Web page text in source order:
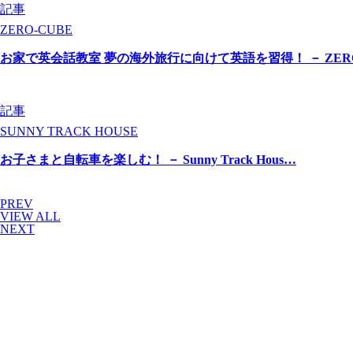
記事
ZERO-CUBE
お家で英会話教室 夢の海外旅行に向けて英語を習得！ －
記事
SUNNY TRACK HOUSE
お子さまと自転車を楽しむ！ － Sunny Track Hous…
PREV
VIEW ALL
NEXT